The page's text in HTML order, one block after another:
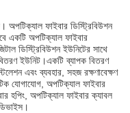
অপটিক্যাল ফাইবার ডিস্ট্রিবিউশন
একটি অপটিক্যাল ফাইবার
ডিস্ট্রিবিউশন ইউনিটের সাথে
ইউনিট।একটি ব্যাপক বিতরণ
এবং ব্যবহার, সহজ রক্ষণাবেক্ষণ
যোগাযোগ, অপটিক্যাল ফাইবার
হপিং, অপটিক্যাল ফাইবার ক্যাবল